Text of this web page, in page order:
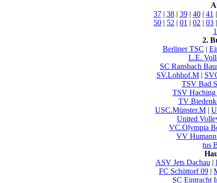
37| 38| 39| 40| 41
50 | 52 | 01 | 02 | 03
2.
Berliner TSC |
L.E.
SC Ransbach
SV.Lohhof.M|
TSV Bad
TSV Haching
TV
USC.Münster.M|
United
VC.Olympia
VV Humann
tus
ASV Jets Dachau |
FC Schüttorf 09 |
SC Eintracht